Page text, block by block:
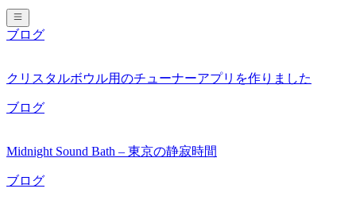
ブログ
クリスタルボウル用のチューナーアプリを作りました
ブログ
Midnight Sound Bath – 東京の静寂時間
ブログ